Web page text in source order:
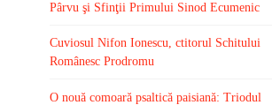
Pârvu şi Sfinţii Primului Sinod Ecumenic
Cuviosul Nifon Ionescu, ctitorul Schitului
Românesc Prodromu
O nouă comoară psaltică paisiană: Triodul